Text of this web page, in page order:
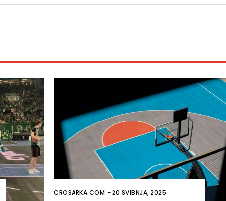
CROSARKA.COM -20 SVIBNJA, 2025